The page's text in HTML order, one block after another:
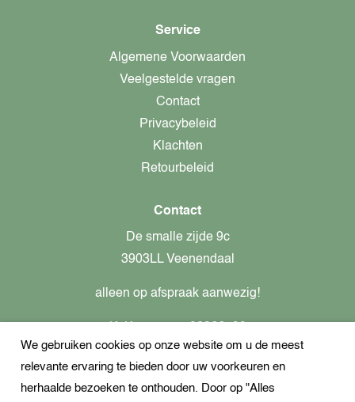
Service
Algemene Voorwaarden
Veelgestelde vragen
Contact
Privacybeleid
Klachten
Retourbeleid
Contact
De smalle zijde 9c
3903LL Veenendaal
alleen op afspraak aanwezig!
Btw-nummer: nl862437301B01
+31621944547
We gebruiken cookies op onze website om u de meest
relevante ervaring te bieden door uw voorkeuren en
herhaalde bezoeken te onthouden. Door op "Alles